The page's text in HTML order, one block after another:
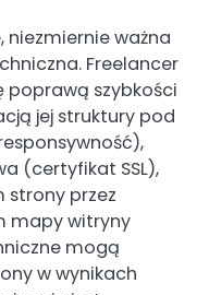
ważna
Freelancer
poprawą szybkości
jej struktury pod
(certyfikat SSL),
strony przez
mapy witryny
mogą
w wynikach